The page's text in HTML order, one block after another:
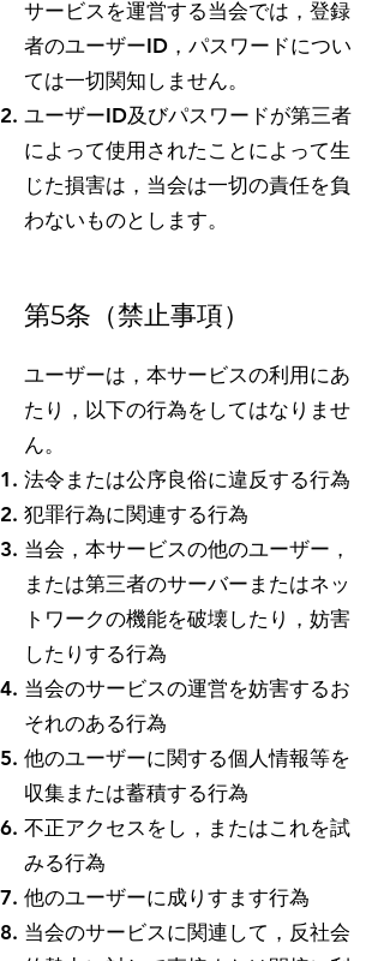
サービスを運営する当会では，登録
者のユーザーID，パスワードについ
ては一切関知しません。
ユーザーID及びパスワードが第三者
によって使用されたことによって生
じた損害は，当会は一切の責任を負
わないものとします。​
第5条（禁止事項）
ユーザーは，本サービスの利用にあ
たり，以下の行為をしてはなりませ
ん。
法令または公序良俗に違反する行為
犯罪行為に関連する行為
当会，本サービスの他のユーザー，
または第三者のサーバーまたはネッ
トワークの機能を破壊したり，妨害
したりする行為
当会のサービスの運営を妨害するお
それのある行為
他のユーザーに関する個人情報等を
収集または蓄積する行為
不正アクセスをし，またはこれを試
みる行為
他のユーザーに成りすます行為
当会のサービスに関連して，反社会